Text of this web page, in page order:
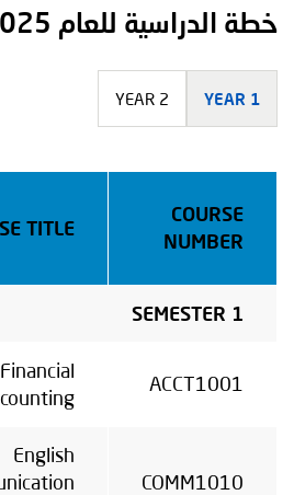
خطة الدراسية للعام 2025-2026
YEAR 1
YEAR 2
COURSE
NUMBER
TITLE
SEMESTER 1
ACCT1001
Financial
COMM1010
English